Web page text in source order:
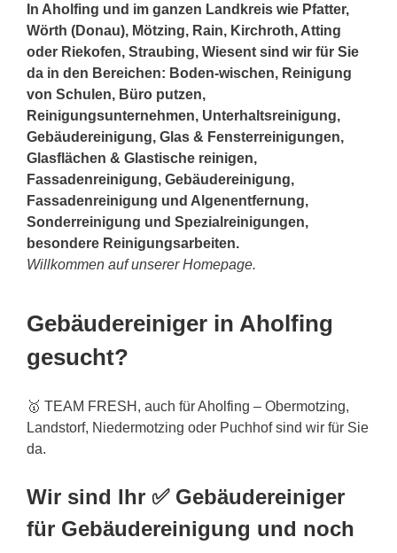
In Aholfing und im ganzen Landkreis wie Pfatter,
Wörth (Donau), Mötzing, Rain, Kirchroth, Atting
oder Riekofen, Straubing, Wiesent sind wir für Sie
da in den Bereichen: Boden-wischen, Reinigung
von Schulen, Büro putzen,
Reinigungsunternehmen, Unterhaltsreinigung,
Gebäudereinigung, Glas & Fensterreinigungen,
Glasflächen & Glastische reinigen,
Fassadenreinigung, Gebäudereinigung,
Fassadenreinigung und Algenentfernung,
Sonderreinigung und Spezialreinigungen,
besondere Reinigungsarbeiten.
Willkommen auf unserer Homepage.
Gebäudereiniger in Aholfing
gesucht?
🥇 TEAM FRESH, auch für Aholfing – Obermotzing,
Landstorf, Niedermotzing oder Puchhof sind wir für Sie
da.
Wir sind Ihr ✅ Gebäudereiniger
für Gebäudereinigung und noch